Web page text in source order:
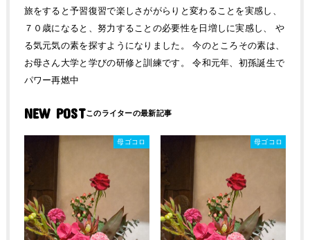
旅をすると予習復習で楽しさががらりと変わることを実感し、
７０歳になると、努力することの必要性を日増しに実感し、 や
る気元気の素を探すようになりました。 今のところその素は、
お母さん大学と学びの研修と訓練です。 令和元年、初孫誕生で
パワー再燃中
NEW POST
母ゴコロ 母ゴコロ